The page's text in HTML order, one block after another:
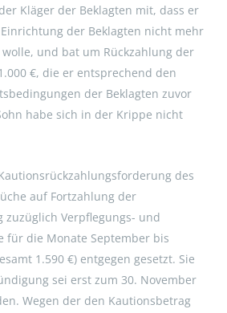
Kläger der Beklagten mit, dass er
der Beklagten nicht mehr
und bat um Rückzahlung der
€, die er entsprechend den
der Beklagten zuvor
habe sich in der Krippe nicht
des
auf Fortzahlung der
zuzüglich Verpflegungs- und
für die Monate September bis
1.590 €) entgegen gesetzt. Sie
sei erst zum 30. November
Wegen der den Kautionsbetrag